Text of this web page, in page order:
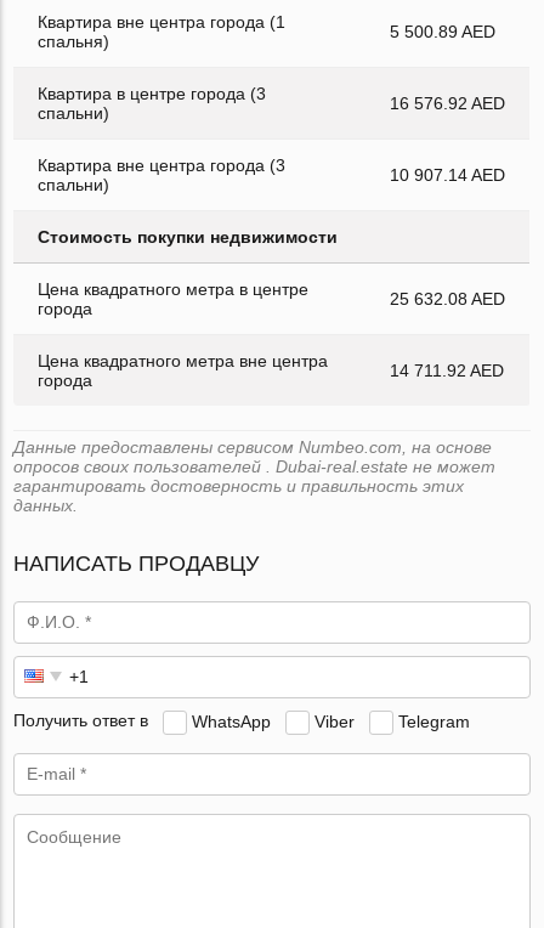
Квартира вне центра города (1
спальня)
5 500.89 AED
Квартира в центре города (3
спальни)
16 576.92 AED
Квартира вне центра города (3
спальни)
10 907.14 AED
Стоимость покупки недвижимости
Цена квадратного метра в центре
города
25 632.08 AED
Цена квадратного метра вне центра
города
14 711.92 AED
Данные предоставлены сервисом Numbeo.com, на основе
опросов своих пользователей . Dubai-real.estate не может
гарантировать достоверность и правильность этих
данных.
НАПИСАТЬ ПРОДАВЦУ
Получить ответ в WhatsApp Viber Telegram